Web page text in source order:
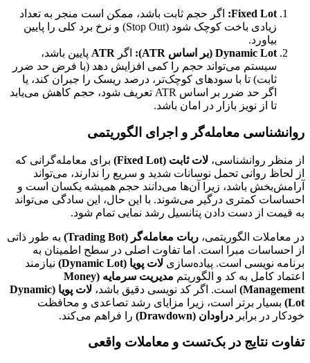
Fixed Lot:
اگر حجم ثابت باشد، ممکن است منجر به تعداد
زیادی باخت کوچک شود (Stop Out) و نرخ برد کلی را پایین
بیاورد.
Dynamic Lot (بر اساس ATR):
اگر ATR پایین باشد،
سیستم می‌تواند حجم را کمی افزایش دهد (با فرض حد ضرر
ثابت) تا با سودهای کوچک‌تر، درصد ریسک را جبران کند، یا
اگر حد ضرر بر اساس ATR تعریف شود، حجم کاهش می‌یابد
تا از نویز بازار در امان باشد.
روانشناسی معامله‌گر و اجرای الگوریتمی
از منظر روانشناسی، لات ثابت (Fixed Lot)
برای معامله‌گرانی که
از لحاظ روانی تحمل نوسانات شدید و سریع را ندارند، می‌تواند
آرامش‌بخش باشد، زیرا آن‌ها می‌دانند حجم همیشه یکسان است و
احساسات کمتری درگیر می‌شوند. با این حال، این سادگی می‌تواند
به قیمت از دست دادن پتانسیل رشد نمایی تمام شود.
در معاملات الگوریتمی، ربات معامله‌گر (Trading Bot)
به طور ذاتی
از احساسات مبرا است. اما تفاوت اصلی در سطح اطمینان به
برنامه نویسی است. پیاده‌سازی لات پویا (Dynamic Lot)
نیازمند
اعتماد کامل به کد و الگوریتم
مدیریت سرمایه (Money
Management)
است. اگر کد نویسی دقیق باشد،
لات پویا (Dynamic
Lot) بسیار برتر است، زیرا مزایای رشد تصاعدی و محافظت
خودکار در برابر دراودان (Drawdown) را فراهم می‌کند.
تفاوت نتایج در بک‌تست و معاملات واقعی